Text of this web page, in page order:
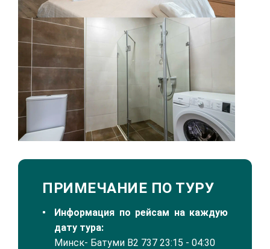
ПРИМЕЧАНИЕ ПО ТУРУ
Информация по рейсам на каждую
дату тура:
Минск- Батуми B2 737 23:15 - 04:30